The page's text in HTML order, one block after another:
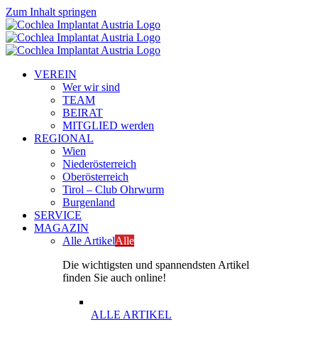
Zum Inhalt springen
VEREIN
Wer wir sind
TEAM
BEIRAT
MITGLIED werden
REGIONAL
Wien
Niederösterreich
Oberösterreich
Tirol – Club Ohrwurm
Burgenland
SERVICE
MAGAZIN
Alle ArtikelAlle
Die wichtigsten und spannendsten Artikel
finden Sie auch online!
ALLE ARTIKEL